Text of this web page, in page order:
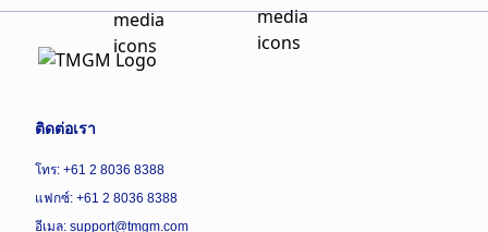
ติดต่อเรา
โทร: +61 2 8036 8388
แฟกซ์: +61 2 8036 8388
อีเมล: support@tmgm.com